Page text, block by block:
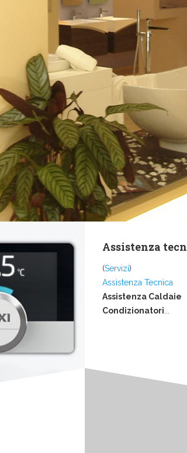
Assistenza
(Servizi)
Assistenza Tecnica
Assistenza Caldaie
Condizionatori...